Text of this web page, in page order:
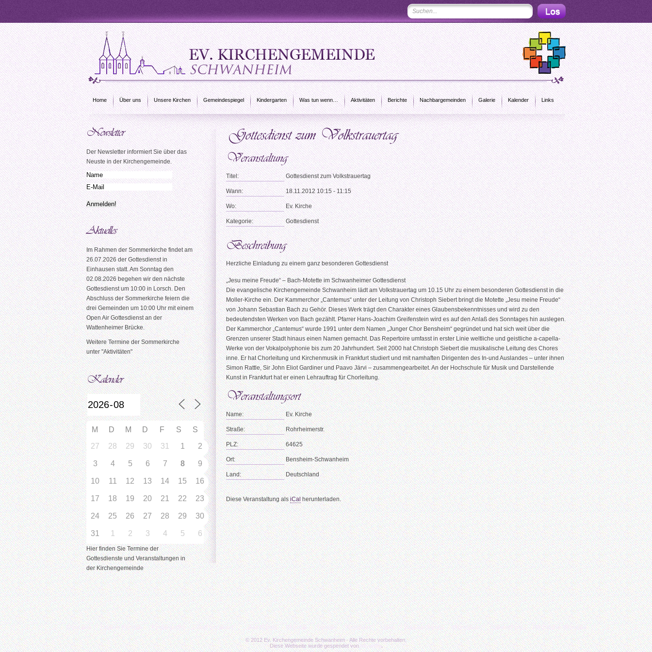
Home Über uns Unsere Kirchen Gemeindespiegel Kindergarten Was tun wenn… Aktivitäten Berichte Nachbargemeinden Galerie Kalender Links
Titel: Gottesdienst zum Volkstrauertag
Wann: 18.11.2012 10:15 - 11:15
Wo: Ev. Kirche
Kategorie: Gottesdienst
Herzliche Einladung zu einem ganz besonderen Gottesdienst
„Jesu meine Freude“ – Bach-Motette im Schwanheimer Gottesdienst
Die evangelische Kirchengemeinde Schwanheim lädt am Volkstrauertag um 10.15 Uhr zu einem besonderen Gottesdienst in die
Moller-Kirche ein. Der Kammerchor „Cantemus“ unter der Leitung von Christoph Siebert bringt die Motette „Jesu meine Freude“
von Johann Sebastian Bach zu Gehör. Dieses Werk trägt den Charakter eines Glaubensbekenntnisses und wird zu den
bedeutendsten Werken von Bach gezählt. Pfarrer Hans-Joachim Greifenstein wird es auf den Anlaß des Sonntages hin auslegen.
Der Kammerchor „Cantemus“ wurde 1991 unter dem Namen „Junger Chor Bensheim“ gegründet und hat sich weit über die
Grenzen unserer Stadt hinaus einen Namen gemacht. Das Repertoire umfasst in erster Linie weltliche und geistliche a-capella-
Werke von der Vokalpolyphonie bis zum 20 Jahrhundert. Seit 2000 hat Christoph Siebert die musikalische Leitung des Chores
inne. Er hat Chorleitung und Kirchenmusik in Frankfurt studiert und mit namhaften Dirigenten des In-und Auslandes – unter ihnen
Simon Rattle, Sir John Eliot Gardiner und Paavo Järvi – zusammengearbeitet. An der Hochschule für Musik und Darstellende
Kunst in Frankfurt hat er einen Lehrauftrag für Chorleitung.
Name: Ev. Kirche
Straße: Rohrheimerstr.
PLZ: 64625
Ort: Bensheim-Schwanheim
Land: Deutschland
Diese Veranstaltung alsiCalherunterladen.
Der Newsletter informiert Sie über das
Neuste in der Kirchengemeinde.
Im Rahmen der Sommerkirche findet am
26.07.2026 der Gottesdienst in
Einhausen statt. Am Sonntag den
02.08.2026 begehen wir den nächste
Gottesdienst um 10:00 in Lorsch. Den
Abschluss der Sommerkirche feiern die
drei Gemeinden um 10:00 Uhr mit einem
Open Air Gottesdienst an der
Wattenheimer Brücke.
Weitere Termine der Sommerkirche
unter "Aktivitäten"
M D M D F S
S
27
28 29 30 31 1 2
3 4 5 6 7 8 9
10 11 12 13 14 15 16
17 18 19 20 21 22 23
24 25 26 27 28 29 30
31 1 2 3 4 5 6
Hier finden Sie Termine der
Gottesdienste und Veranstaltungen in
der Kirchengemeinde
Über uns Unsere Kirchen Kindergarten Was tun wenn… Aktivitäten Berichte Galerie Kalender Links Was tun wenn Impressum Datenschutz Rechtliche Hinweise
© 2012 Ev. Kirchengemeinde Schwanheim - Alle Rechte vorbehalten.
Diese Webseite wurde gespendet vonbc-unity.